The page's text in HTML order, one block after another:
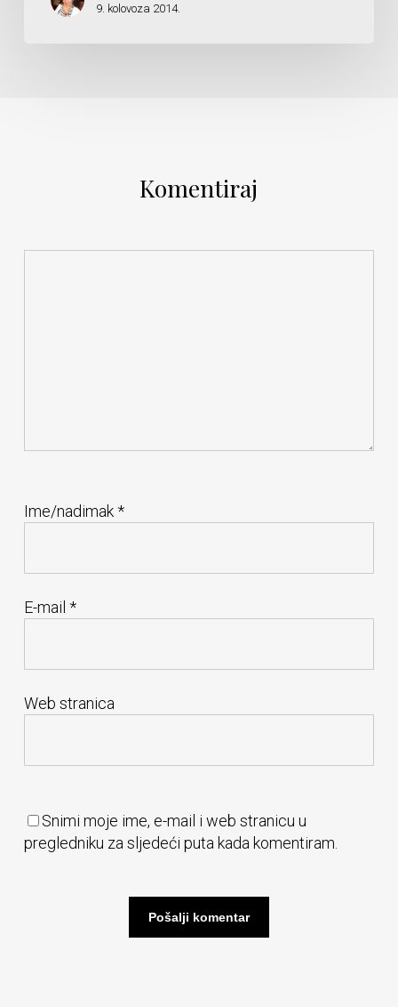
9. kolovoza 2014.
Komentiraj
Ime/nadimak*
E-mail *
Web stranica
Snimi moje ime, e-mail i web stranicu u
pregledniku za sljedeći puta kada komentiram.